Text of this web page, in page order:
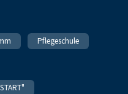
Pflegeschule